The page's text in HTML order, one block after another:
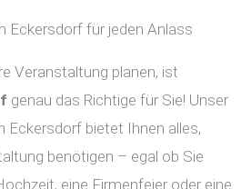
Eckersdorf für jeden Anlass
Veranstaltung planen, ist
genau das Richtige für Sie! Unser
Eckersdorf bietet Ihnen alles,
benötigen – egal ob Sie
eine Firmenfeier oder eine